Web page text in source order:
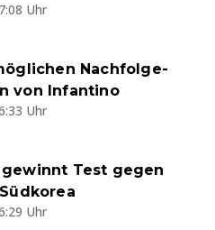
Uhr
Nachfolge-
von Infantino
Uhr
gewinnt Test gegen
Uhr